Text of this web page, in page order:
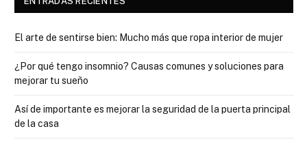
El arte de sentirse bien: Mucho más que ropa interior de mujer
¿Por qué tengo insomnio? Causas comunes y soluciones para
mejorar tu sueño
Así de importante es mejorar la seguridad de la puerta principal
de la casa